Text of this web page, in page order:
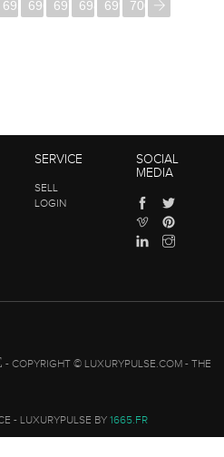
695 696 697 698 699 700
SERVICE
SELL
LOGIN
SOCIAL
MEDIA
- COPYRIGHT © LUXURYPULSE.COM - THE
- LUXURYPULSE BY 1665.FR